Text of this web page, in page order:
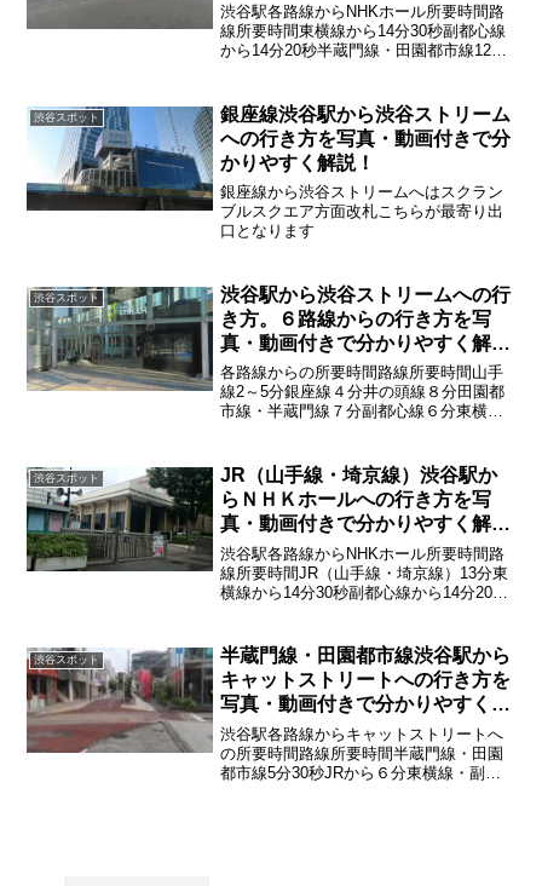
渋谷駅各路線からNHKホール所要時間路
線所要時間東横線から14分30秒副都心線
から14分20秒半蔵門線・田園都市線12分
渋谷スポット
銀座線渋谷駅から渋谷ストリーム
への行き方を写真・動画付きで分
かりやすく解説！
銀座線から渋谷ストリームへはスクラン
ブルスクエア方面改札こちらが最寄り出
口となります
渋谷スポット
渋谷駅から渋谷ストリームへの行
き方。６路線からの行き方を写
真・動画付きで分かりやすく解
説！
各路線からの所要時間路線所要時間山手
線2～5分銀座線４分井の頭線８分田園都
市線・半蔵門線７分副都心線６分東横線
渋谷スポット
JR（山手線・埼京線）渋谷駅か
らＮＨＫホールへの行き方を写
真・動画付きで分かりやすく解
説！
渋谷駅各路線からNHKホール所要時間路
線所要時間JR（山手線・埼京線）13分東
横線から14分30秒副都心線から14分20秒
渋谷スポット
半蔵門線・田園都市線渋谷駅から
キャットストリートへの行き方を
写真・動画付きで分かりやすく解
説！
渋谷駅各路線からキャットストリートへ
の所要時間路線所要時間半蔵門線・田園
都市線5分30秒JRから６分東横線・副都